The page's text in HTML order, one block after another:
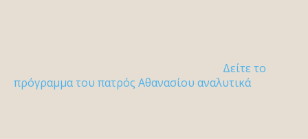
Δείτε το
πρόγραμμα του πατρός Αθανασίου αναλυτικά